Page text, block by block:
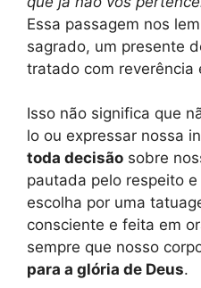
Essa passagem nos
sagrado, um presente
tratado com reverência
Isso não significa que
lo ou expressar nossa
toda decisão sobre
pautada pelo respeito
escolha por uma
consciente e feita em
sempre que nosso
para a glória de Deus.